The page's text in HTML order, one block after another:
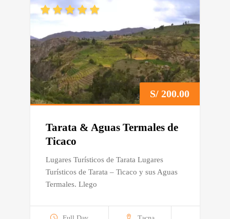
S/ 200.00
Tarata & Aguas Termales de
Ticaco
Lugares Turísticos de Tarata Lugares
Turísticos de Tarata – Ticaco y sus Aguas
Termales. Llego